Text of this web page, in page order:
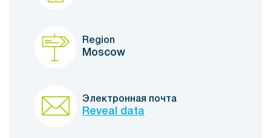
Region
Moscow
Электронная почта
Reveal data